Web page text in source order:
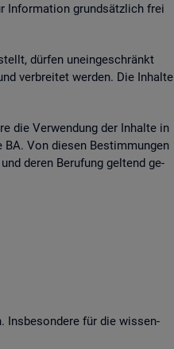
In­for­ma­ti­on grund­sätz­lich frei
dür­fen un­ein­ge­schränkt
ver­brei­tet wer­den. Die In­hal­te
die Ver­wen­dung der In­hal­te in
BA. Von die­sen Be­stim­mun­gen
deren Be­ru­fung gel­tend ge­
Ins­be­son­de­re für die wis­sen­